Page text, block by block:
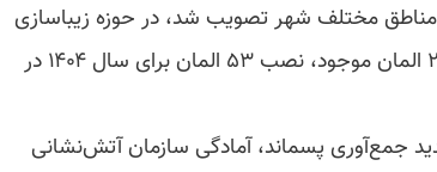
برای توزیع در مناطق مختلف شهر تصویب شد، در حوزه زیباسازی
شهری نیز با اضافه شدن ۵۵ المان جدید به مجموعه ۲۰۰ المان موجود، نصب ۵۳ المان برای سال ۱۴۰۴ در
جمع‌آوری پسماند، آمادگی سازمان آتش‌نشانی